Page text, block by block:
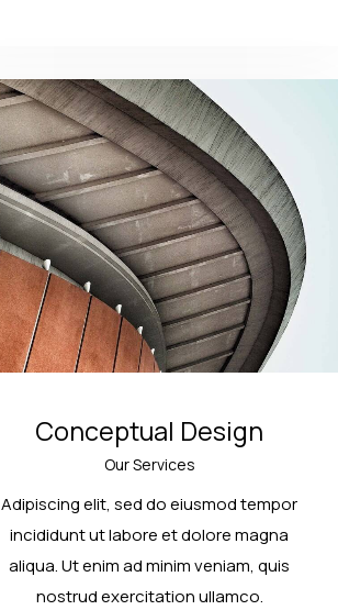
Conceptual Design
Our Services
Adipiscing elit, sed do eiusmod tempor
incididunt ut labore et dolore magna
aliqua. Ut enim ad minim veniam, quis
nostrud exercitation ullamco.